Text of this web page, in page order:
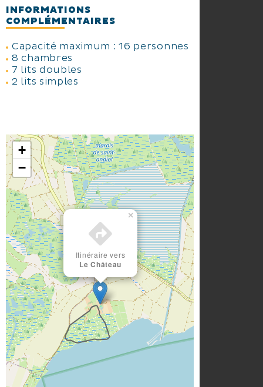
INFORMATIONS
COMPLÉMENTAIRES
Capacité maximum : 16 personnes
8 chambres
7 lits doubles
2 lits simples
Itinéraire vers
Le Château
×
+
−